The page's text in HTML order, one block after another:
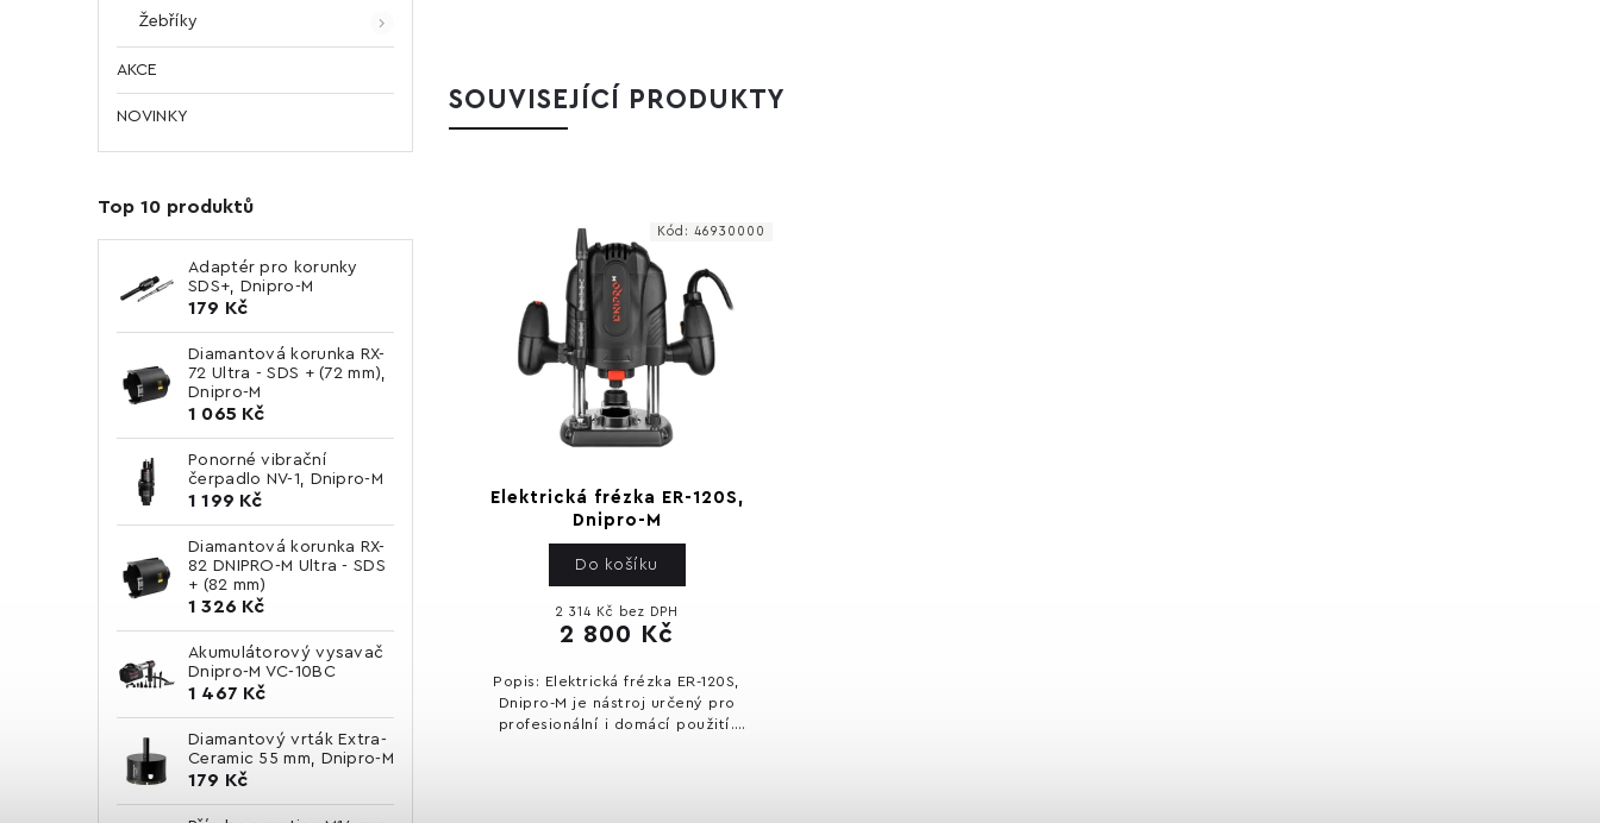
Žebříky
AKCE
NOVINKY
Top 10 produktů
Adaptér pro korunky
SDS+, Dnipro-M
179 Kč
Diamantová korunka RX-
72 Ultra - SDS + (72 mm),
Dnipro-M
1 065 Kč
Ponorné vibrační
čerpadlo NV-1, Dnipro-M
1 199 Kč
Diamantová korunka RX-
82 DNIPRO-M Ultra - SDS
+ (82 mm)
1 326 Kč
Akumulátorový vysavač
Dnipro-M VC-10BC
1 467 Kč
Diamantový vrták Extra-
Ceramic 55 mm, Dnipro-M
179 Kč
SOUVISEJÍCÍ PRODUKTY
Elektrická frézka ER-120S,
Dnipro-M
2 314 Kč bez DPH
2 800 Kč
Do košíku
Popis: Elektrická frézka ER-120S,
Dnipro-M je nástroj určený pro
profesionální i domácí použití.
Kód: 46930000